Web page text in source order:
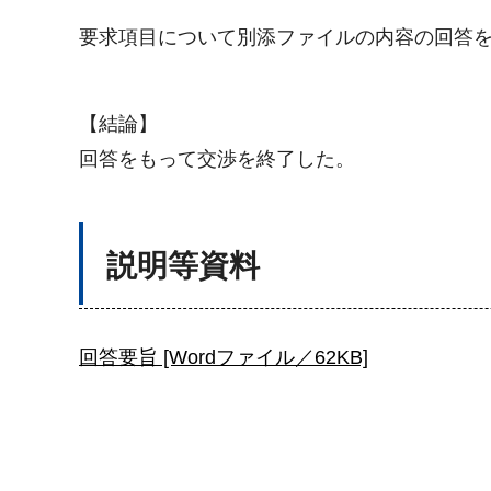
要求項目について別添ファイルの内容の回答を
【結論】
回答をもって交渉を終了した。
説明等資料
回答要旨 [Wordファイル／62KB]